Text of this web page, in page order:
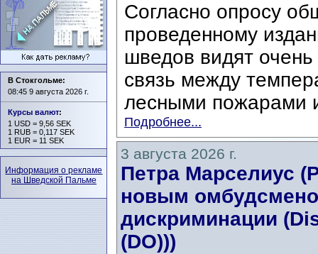
Согласно опросу
проведенному
шведов видят
связь между
лесными пожарами
Подробнее...
3 августа 2026 г.
Петра Марселиус
новым
дискриминации
(DO)))
В Стокгольме:
08:45 9 августа 2026 г.
Курсы валют:
1 USD = 9,56 SEK
1 RUB = 0,117 SEK
1 EUR = 11 SEK
Информация о рекламе
на Шведской Пальме